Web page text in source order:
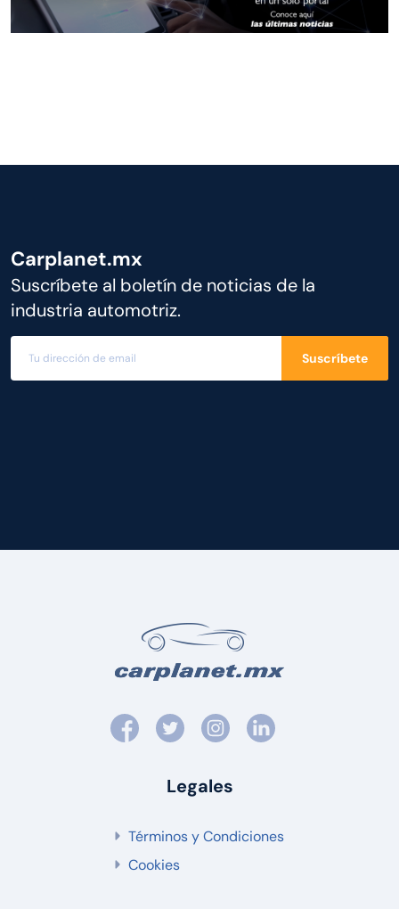
Carplanet.mx
Suscríbete al boletín de noticias de la
industria automotriz.
Suscríbete
Legales
Términos y Condiciones
Cookies